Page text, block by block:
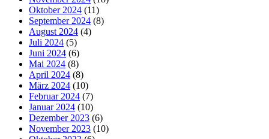
Oktober 2024 (11)
September 2024 (8)
August 2024 (4)
Juli 2024 (5)
Juni 2024 (6)
Mai 2024 (8)
April 2024 (8)
März 2024 (10)
Februar 2024 (7)
Januar 2024 (10)
Dezember 2023 (6)
November 2023 (10)